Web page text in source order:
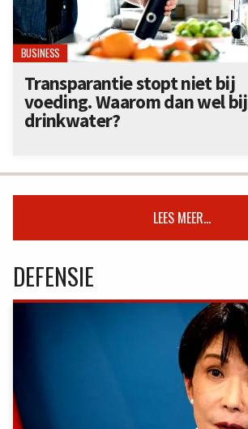
BUSINESS
Transparantie stopt niet bij
voeding. Waarom dan wel bij
drinkwater?
LEES MEER...
DEFENSIE